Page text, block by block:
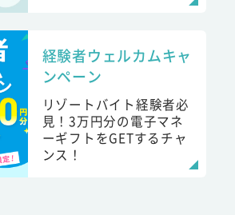
経験者ウェルカムキャ
ンペーン
リゾートバイト経験者必
見！3万円分の電子マネ
ーギフトをGETするチャ
ンス！